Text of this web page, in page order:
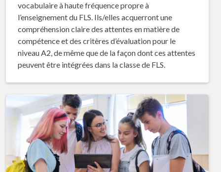
vocabulaire à haute fréquence propre à
l’enseignement du FLS. Ils/elles acquerront une
compréhension claire des attentes en matière de
compétence et des critères d’évaluation pour le
niveau A2, de même que de la façon dont ces attentes
peuvent être intégrées dans la classe de FLS.